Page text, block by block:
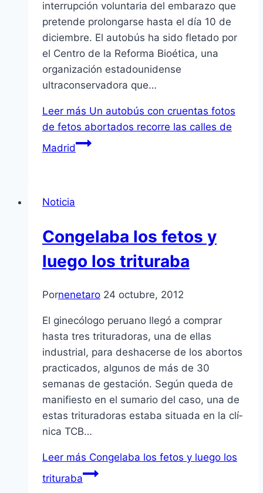
interrupción voluntaria del embarazo que
pretende prolongarse hasta el día 10 de
diciembre. El autobús ha sido fletado por
el Centro de la Reforma Bioética, una
organización estadounidense
ultraconservadora que…
Leer más Un autobús con cruentas fotos
de fetos abortados recorre las calles de
Madrid
Noticia
Congelaba los fetos y
luego los trituraba
Pornenetaro 24 octubre, 2012
El ginecólogo peruano llegó a comprar
hasta tres trituradoras, una de ellas
industrial, para deshacerse de los abortos
practicados, algunos de más de 30
semanas de gestación. Según queda de
manifiesto en el sumario del caso, una de
estas trituradoras estaba situada en la clí­
nica TCB…
Leer más Congelaba los fetos y luego los
trituraba